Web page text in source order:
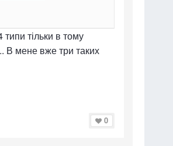
тільки в тому
В мене вже три таких
0